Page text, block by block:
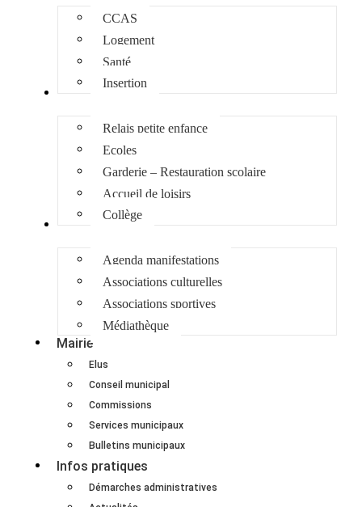
CCAS
Logement
Santé
Insertion
Relais petite enfance
Ecoles
Garderie – Restauration scolaire
Accueil de loisirs
Collège
Culture et loisirs
Agenda manifestations
Associations culturelles
Associations sportives
Médiathèque
Mairie
Elus
Conseil municipal
Commissions
Services municipaux
Bulletins municipaux
Infos pratiques
Démarches administratives